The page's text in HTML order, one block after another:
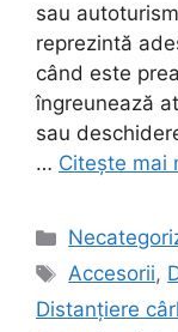
sau
reprezintă
când este
îngreunează
sau
… Citește mai
Categorii
Etichete
Accesorii,
Distanțiere